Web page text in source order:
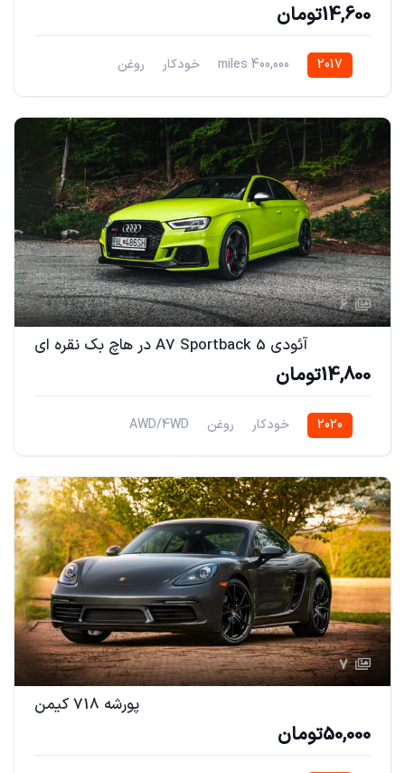
14,600تومان
2017
400,000 miles خودکار
روغن
6
آئودی A7 Sportback 5 در هاچ بک نقره ای
14,800تومان
2020 خودکار روغن AWD/4WD
7
پورشه 718 کیمن
50,000تومان